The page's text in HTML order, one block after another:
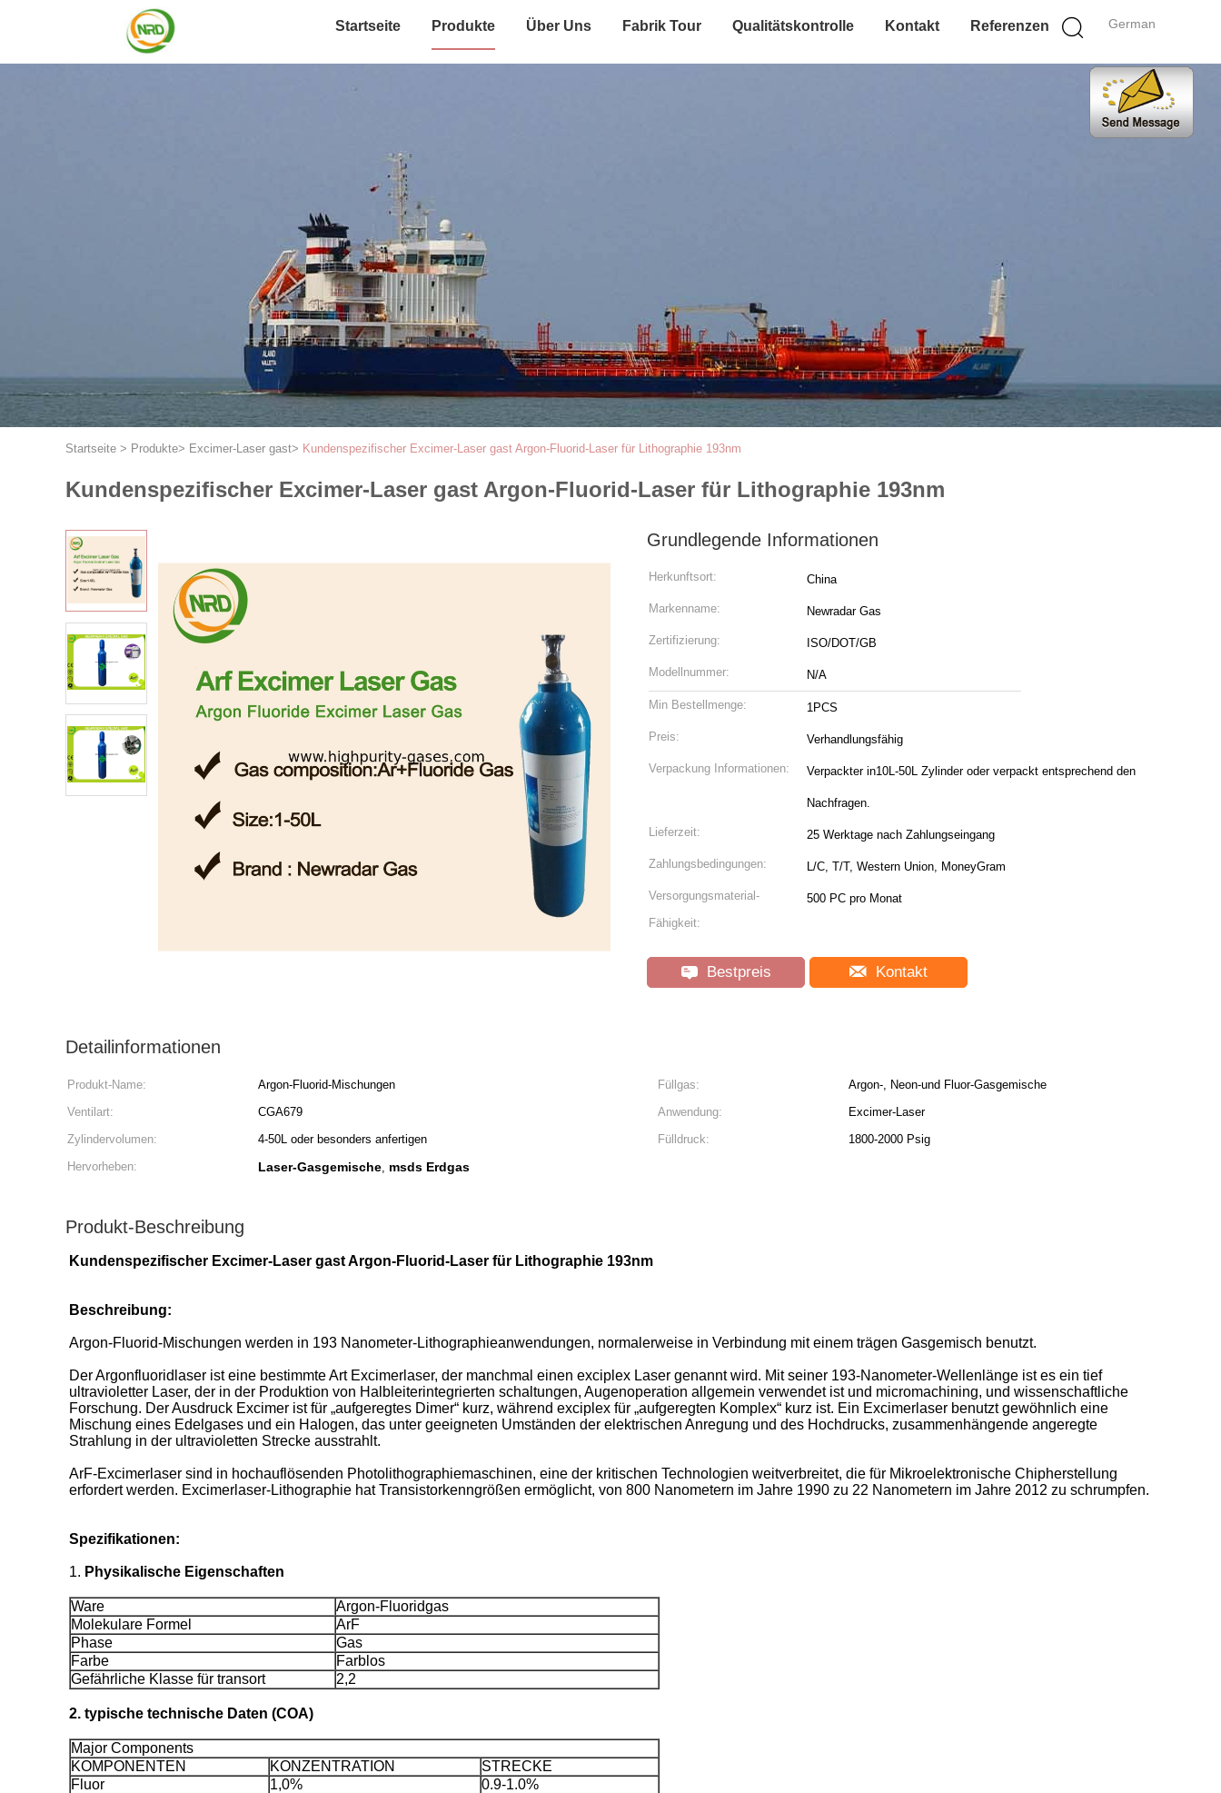
German
Startseite Produkte Über Uns Fabrik Tour Qualitätskontrolle Kontakt Referenzen
Startseite > Produkte> Excimer-Laser gast> Kundenspezifischer Excimer-Laser gast Argon-Fluorid-Laser für Lithographie 193nm
Kundenspezifischer Excimer-Laser gast Argon-Fluorid-Laser für Lithographie 193nm
Grundlegende Informationen
Herkunftsort: China
Markenname: Newradar Gas
Zertifizierung: ISO/DOT/GB
Modellnummer: N/A
Min Bestellmenge: 1PCS
Preis: Verhandlungsfähig
Verpackung Informationen: Verpackter in10L-50L Zylinder oder verpackt entsprechend den
Nachfragen.
Lieferzeit: 25 Werktage nach Zahlungseingang
Zahlungsbedingungen: L/C, T/T, Western Union, MoneyGram
Versorgungsmaterial-
Fähigkeit:
500 PC pro Monat
Bestpreis Kontakt
Detailinformationen
Produkt-Name: Argon-Fluorid-Mischungen Füllgas:
Argon-, Neon-und Fluor-Gasgemische
Ventilart:
CGA679 Anwendung:
Excimer-Laser
Zylindervolumen:
4-50L oder besonders anfertigen Fülldruck:
1800-2000 Psig
Hervorheben:
Laser-Gasgemische, msds Erdgas
Produkt-Beschreibung
Kundenspezifischer Excimer-Laser gast Argon-Fluorid-Laser für Lithographie 193nm
Beschreibung:
Argon-Fluorid-Mischungen werden in 193 Nanometer-Lithographieanwendungen, normalerweise in Verbindung mit einem trägen Gasgemisch benutzt.
Der Argonfluoridlaser ist eine bestimmte Art Excimerlaser, der manchmal einen exciplex Laser genannt wird. Mit seiner 193-Nanometer-Wellenlänge ist es ein tief
ultravioletter Laser, der in der Produktion von Halbleiterintegrierten schaltungen, Augenoperation allgemein verwendet ist und micromachining, und wissenschaftliche
Forschung. Der Ausdruck Excimer ist für „aufgeregtes Dimer“ kurz, während exciplex für „aufgeregten Komplex“ kurz ist. Ein Excimerlaser benutzt gewöhnlich eine
Mischung eines Edelgases und ein Halogen, das unter geeigneten Umständen der elektrischen Anregung und des Hochdrucks, zusammenhängende angeregte
Strahlung in der ultravioletten Strecke ausstrahlt.
ArF-Excimerlaser sind in hochauflösenden Photolithographiemaschinen, eine der kritischen Technologien weitverbreitet, die für Mikroelektronische Chipherstellung
erfordert werden. Excimerlaser-Lithographie hat Transistorkenngrößen ermöglicht, von 800 Nanometern im Jahre 1990 zu 22 Nanometern im Jahre 2012 zu schrumpfen.
Spezifikationen:
1. Physikalische Eigenschaften
Ware
Argon-Fluoridgas
Molekulare Formel
ArF
Phase
Gas
Farbe
Farblos
Gefährliche Klasse für transort
2,2
2. typische technische Daten (COA)
Major Components
KOMPONENTEN
KONZENTRATION
STRECKE
Fluor
1,0%
0.9-1.0%